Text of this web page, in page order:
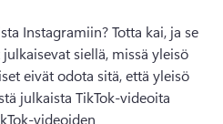
Instagramiin? Totta kai, ja se
siellä, missä yleisö
eivät odota sitä, että yleisö
julkaista TikTok-videoita
videoiden